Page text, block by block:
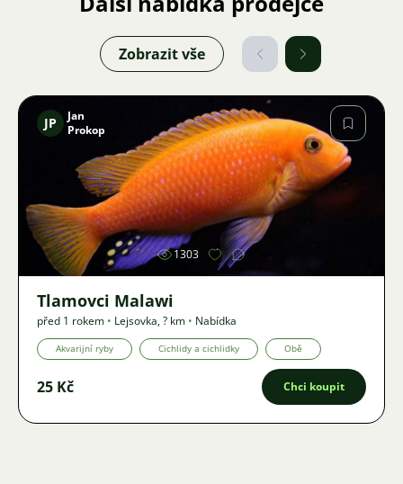
Zobrazit vše
Obrázek
JP
Jan
Prokop
1303
Tlamovci Malawi
před 1 rokem • Lejsovka,? km • Nabídka
Akvarijní ryby Cichlidy a cichlidky Obě
25 Kč Chci koupit